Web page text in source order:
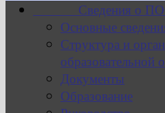
Сведения о
Основные
Структура и
образовательной
Документы
Образование